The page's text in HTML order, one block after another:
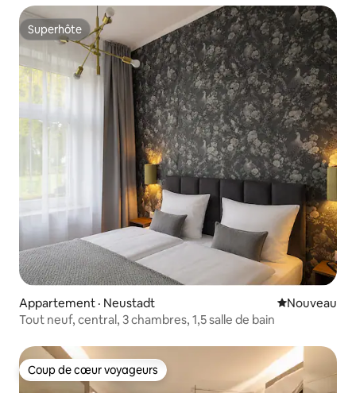
Superhôte
Superhôte
Appartement · Neustadt Nouvel
Nouveau
Tout neuf, central, 3 chambres, 1,5 salle de bain
Coup de cœur voyageurs
Coup de cœur voyageurs